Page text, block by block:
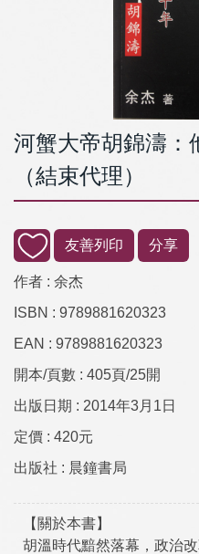
河蟹大帝胡錦濤：
（結束代理）
友善列印 分享
作者 : 余杰
ISBN : 9789881620323
EAN : 9789881620323
開本/頁數 : 405頁/25開
出版日期 : 2014年3月1日
定價 : 420元
出版社 : 晨鐘書局
【關於本書】
胡溫時代黯然落幕，政治改